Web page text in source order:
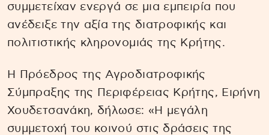
συμμετείχαν ενεργά σε μια εμπειρία που
ανέδειξε την αξία της διατροφικής και
πολιτιστικής κληρονομιάς της Κρήτης.
Η Πρόεδρος της Αγροδιατροφικής
Σύμπραξης της Περιφέρειας Κρήτης, Ειρήνη
Χουδετσανάκη, δήλωσε: «Η μεγάλη
συμμετοχή του κοινού στις δράσεις της